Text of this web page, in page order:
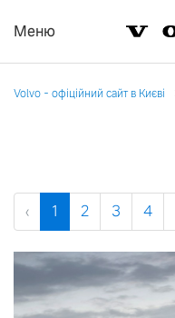
Меню
Volvo - офіційний сайт в Києві
‹ 1 2 3 4